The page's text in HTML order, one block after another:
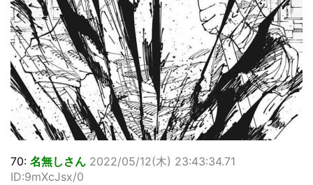
NHKにようこそ！を見終えたんだがｗｗｗ
Powered by livedoor 相互RSS
70: 名無しさん 2022/05/12(木) 23:43:34.71
ID:9mXcJsx/0